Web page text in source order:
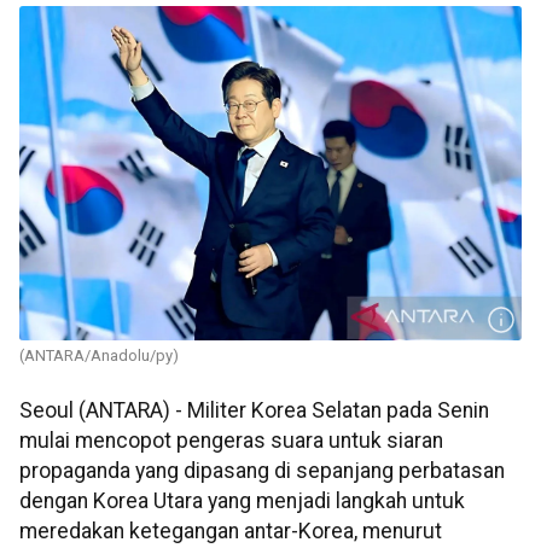
(ANTARA/Anadolu/py)
Seoul (ANTARA) - Militer Korea Selatan pada Senin
mulai mencopot pengeras suara untuk siaran
propaganda yang dipasang di sepanjang perbatasan
dengan Korea Utara yang menjadi langkah untuk
meredakan ketegangan antar-Korea, menurut